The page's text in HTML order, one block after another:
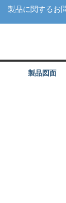
製品に関するお
製品図面